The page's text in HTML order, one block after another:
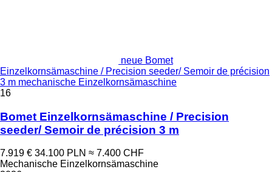
neue Bomet
Einzelkornsämaschine / Precision seeder/ Semoir de précision
3 m mechanische Einzelkornsämaschine
16
Bomet Einzelkornsämaschine / Precision
seeder/ Semoir de précision 3 m
7.919 € 34.100 PLN ≈ 7.400 CHF
Mechanische Einzelkornsämaschine